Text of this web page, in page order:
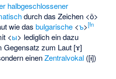
halbgeschlossener
durch das Zeichen <õ>
wie dasbulgarische <ъ>[fn
<ы> lediglich ein dazu
Gegensatz zum Laut [ɤ]
einenZentralvokal ([ɨ])